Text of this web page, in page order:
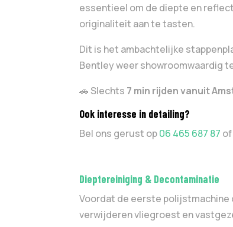
essentieel om de diepte en
originaliteit aan te tasten.
Dit is het ambachtelijke
Bentley weer showroomwaardig
🚗 Slechts 7 min rijden vanuit
Ook interesse in detailing?
Bel ons gerust op06 465 687 87
Dieptereiniging & Decontaminatie
Voordat de eerste polijstmachine
verwijderen vliegroest en